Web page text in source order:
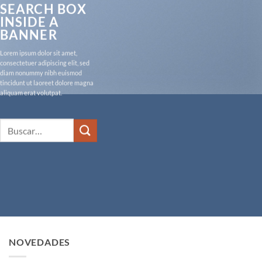
SEARCH BOX
INSIDE A
BANNER
Lorem ipsum dolor sit amet,
consectetuer adipiscing elit, sed
diam nonummy nibh euismod
tincidunt ut laoreet dolore magna
aliquam erat volutpat.
NOVEDADES